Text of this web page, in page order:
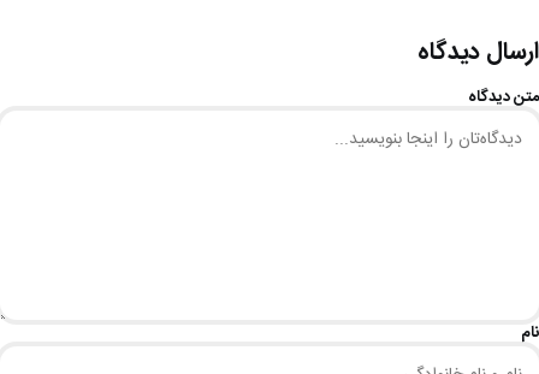
ارسال دیدگاه
متن دیدگاه
نام